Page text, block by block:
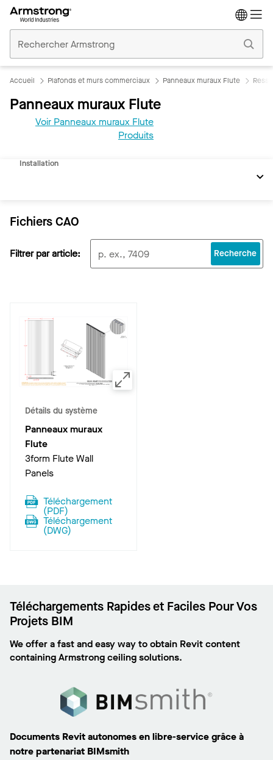
Plafonds
Commerciaux
Accueil Plafonds et murs commerciaux Panneaux muraux Flute
Panneaux muraux Flute
Voir Panneaux muraux Flute
Produits
REVIT
Installation
Fichiers CAO
Filtrer par article: Recherche
Détails du système
Panneaux muraux
Flute
3form Flute Wall
Panels
Téléchargement
(PDF)
Téléchargement
(DWG)
Téléchargements Rapides et Faciles Pour Vos
Projets BIM
We offer a fast and easy way to obtain Revit content
containing Armstrong ceiling solutions.
Documents Revit autonomes en libre-service grâce à
notre partenariat BIMsmith